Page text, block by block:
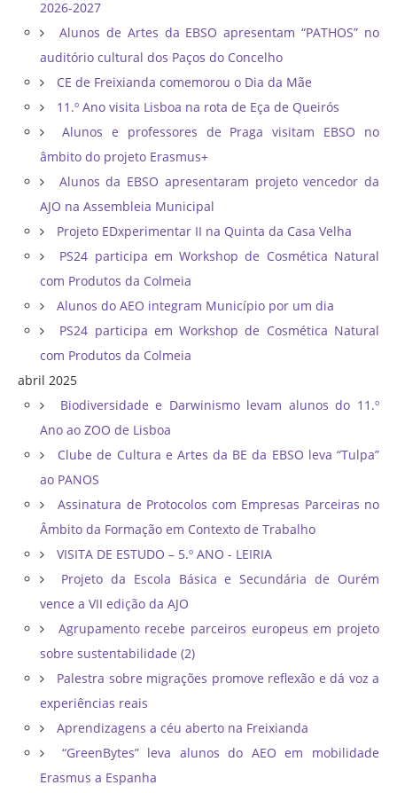
2026-2027
Alunos de Artes da EBSO apresentam “PATHOS” no
auditório cultural dos Paços do Concelho
CE de Freixianda comemorou o Dia da Mãe
11.º Ano visita Lisboa na rota de Eça de Queirós
Alunos e professores de Praga visitam EBSO no
âmbito do projeto Erasmus+
Alunos da EBSO apresentaram projeto vencedor da
AJO na Assembleia Municipal
Projeto EDxperimentar II na Quinta da Casa Velha
PS24 participa em Workshop de Cosmética Natural
com Produtos da Colmeia
Alunos do AEO integram Município por um dia
PS24 participa em Workshop de Cosmética Natural
com Produtos da Colmeia
abril 2025
Biodiversidade e Darwinismo levam alunos do 11.º
Ano ao ZOO de Lisboa
Clube de Cultura e Artes da BE da EBSO leva “Tulpa”
ao PANOS
Assinatura de Protocolos com Empresas Parceiras no
Âmbito da Formação em Contexto de Trabalho
VISITA DE ESTUDO – 5.º ANO - LEIRIA
Projeto da Escola Básica e Secundária de Ourém
vence a VII edição da AJO
Agrupamento recebe parceiros europeus em projeto
sobre sustentabilidade (2)
Palestra sobre migrações promove reflexão e dá voz a
experiências reais
Aprendizagens a céu aberto na Freixianda
“GreenBytes” leva alunos do AEO em mobilidade
Erasmus a Espanha